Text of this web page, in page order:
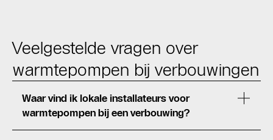
Veelgestelde vragen over
warmtepompen bij verbouwingen
Waar vind ik lokale installateurs voor
warmtepompen bij een verbouwing?